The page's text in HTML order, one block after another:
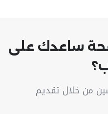
ساعدك على
من خلال تقديم